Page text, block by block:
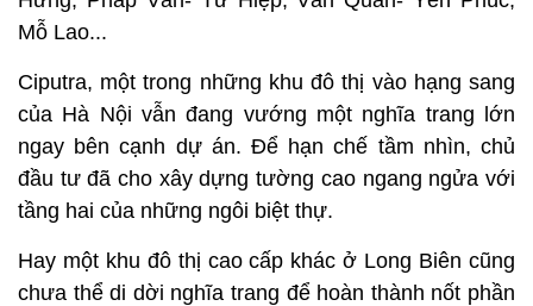
Mỗ Lao...
Ciputra, một trong những khu đô thị vào hạng sang
của Hà Nội vẫn đang vướng một nghĩa trang lớn
ngay bên cạnh dự án. Để hạn chế tầm nhìn, chủ
đầu tư đã cho xây dựng tường cao ngang ngửa với
tầng hai của những ngôi biệt thự.
Hay một khu đô thị cao cấp khác ở Long Biên cũng
chưa thể di dời nghĩa trang để hoàn thành nốt phần